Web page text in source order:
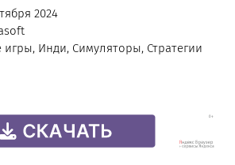
2024
игры, Инди, Симуляторы, Стратегии